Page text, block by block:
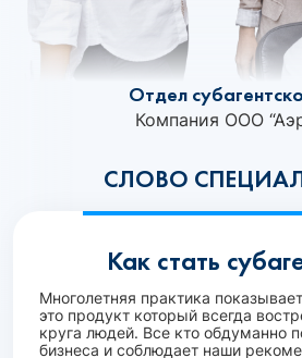
СЛОВО
Отдел
Компания ООО
Как стать
Многолетняя практика
это продукт который всегда
круга людей. Все кто обдуманно
бизнеса и соблюдает наши